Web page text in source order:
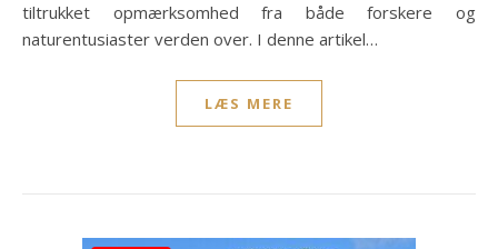
tiltrukket opmærksomhed fra både forskere og
naturentusiaster verden over. I denne artikel…
LÆS MERE